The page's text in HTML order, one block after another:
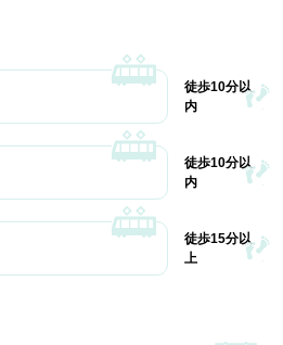
徒歩10分以
内
徒歩10分以
内
徒歩15分以
上